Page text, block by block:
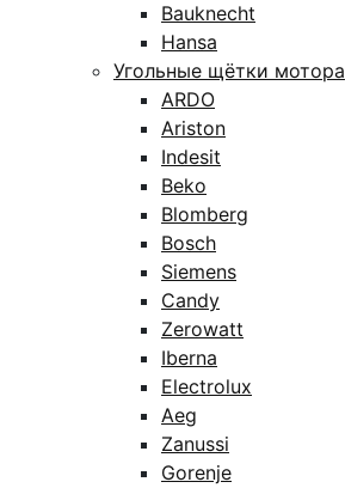
Bauknecht
Hansa
Угольные щётки мотора
ARDO
Ariston
Indesit
Beko
Blomberg
Bosch
Siemens
Candy
Zerowatt
Iberna
Electrolux
Aeg
Zanussi
Gorenje